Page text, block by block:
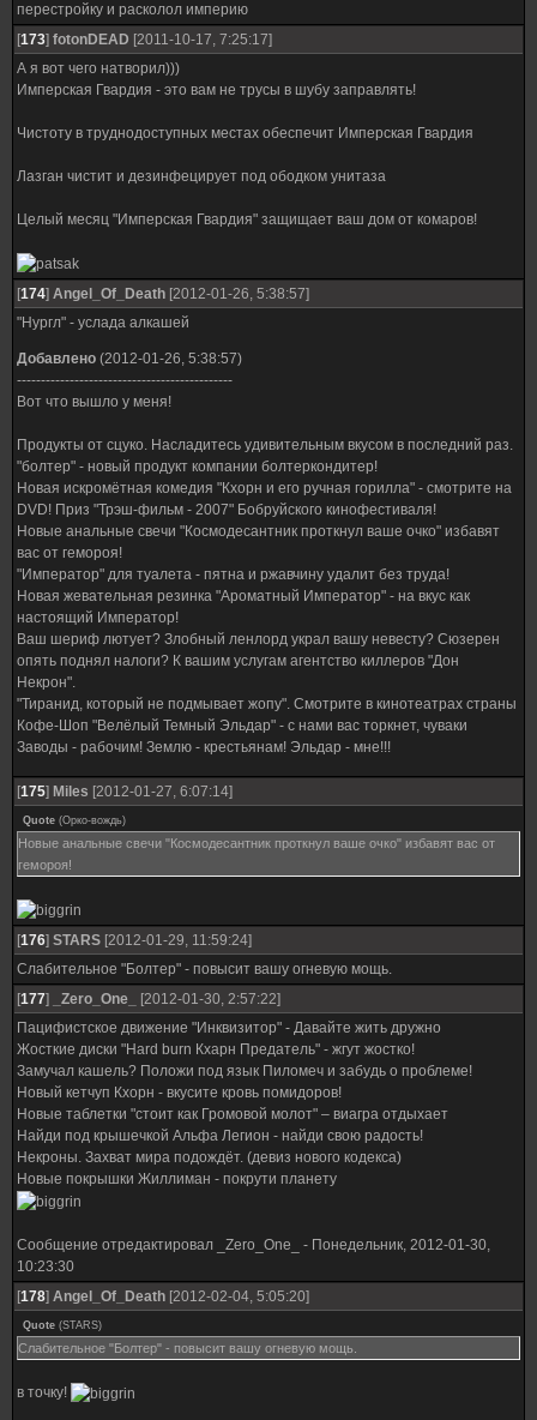
перестройку и расколол империю
[173] fotonDEAD [2011-10-17, 7:25:17]
А я вот чего натворил)))
Имперская Гвардия - это вам не трусы в шубу заправлять!
Чистоту в труднодоступных местах обеспечит Имперская Гвардия
Лазган чистит и дезинфецирует под ободком унитаза
Целый месяц "Имперская Гвардия" защищает ваш дом от комаров!
[174] Angel_Оf_Death [2012-01-26, 5:38:57]
"Нургл" - услада алкашей
Добавлено (2012-01-26, 5:38:57)
---------------------------------------------
Вот что вышло у меня!
Продукты от сцуко. Насладитесь удивительным вкусом в последний раз.
"болтер" - новый продукт компании болтеркондитер!
Новая искромётная комедия "Кхорн и его ручная горилла" - смотрите на
DVD! Приз "Трэш-фильм - 2007" Бобруйского кинофестиваля!
Новые анальные свечи "Космодесантник проткнул ваше очко" избавят
вас от гемороя!
"Император" для туалета - пятна и ржавчину удалит без труда!
Новая жевательная резинка "Ароматный Император" - на вкус как
настоящий Император!
Ваш шериф лютует? Злобный ленлорд украл вашу невесту? Сюзерен
опять поднял налоги? К вашим услугам агентство киллеров "Дон
Некрон".
"Тиранид, который не подмывает жопу". Смотрите в кинотеатрах страны
Кофе-Шоп "Велёлый Темный Эльдар" - с нами вас торкнет, чуваки
Заводы - рабочим! Землю - крестьянам! Эльдар - мне!!!
[175] Miles [2012-01-27, 6:07:14]
Quote (Орко-вождь)
Новые анальные свечи "Космодесантник проткнул ваше очко" избавят вас от
гемороя!
[176] STARS [2012-01-29, 11:59:24]
Слабительное "Болтер" - повысит вашу огневую мощь.
[177] _Zero_One_
[2012-01-30, 2:57:22]
Пацифистское движение "Инквизитор" - Давайте жить дружно
Жосткие диски "Hard burn Кхарн Предатель" - жгут жостко!
Замучал кашель? Положи под язык Пиломеч и забудь о проблеме!
Новый кетчуп Кхорн - вкусите кровь помидоров!
Новые таблетки "cтоит как Громовой молот" – виагра отдыхает
Найди под крышечкой Альфа Легион - найди свою радость!
Некроны. Захват мира подождёт. (девиз нового кодекса)
Новые покрышки Жиллиман - покрути планету
Сообщение отредактировал _Zero_One_ - Понедельник, 2012-01-30,
10:23:30
[178] Angel_Оf_Death [2012-02-04, 5:05:20]
Quote (STARS)
Слабительное "Болтер" - повысит вашу огневую мощь.
в точку!